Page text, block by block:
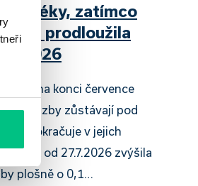
zatímco
prodloužila
trh na konci července
že sazby zůstávají pod
pokračuje v jejich
Bank od 27.7.2026 zvýšila
plošně o 0,1…